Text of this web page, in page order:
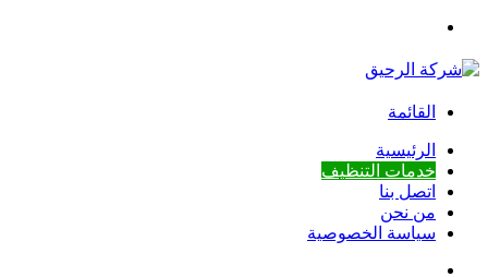
القائمة
الرئيسية
خدمات التنظيف
اتصل بنا
من نحن
سياسة الخصوصية